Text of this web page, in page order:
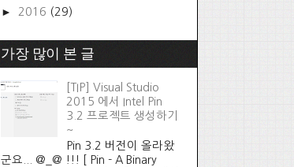
► 2016 (29)
가장 많이 본 글
[TIP] Visual Studio
2015 에서 Intel Pin
3.2 프로젝트 생성하기
~
Pin 3.2 버전이 올라왔
군요... @_@ !!! [ Pin - A Binary